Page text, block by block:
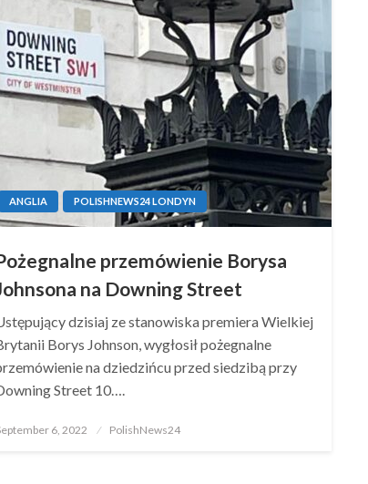
ANGLIA POLISHNEWS24 LONDYN
przemówienie Borysa
na Downing Street
dzisiaj ze stanowiska premiera Wielkiej
Borys Johnson, wygłosił pożegnalne
na dziedzińcu przed siedzibą przy
Street 10….
Posted
6, 2022 PolishNews24